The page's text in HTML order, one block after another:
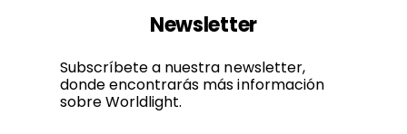
Política de privacidad
Newsletter
Subscríbete a nuestra newsletter,
donde encontrarás más información
sobre Worldlight.